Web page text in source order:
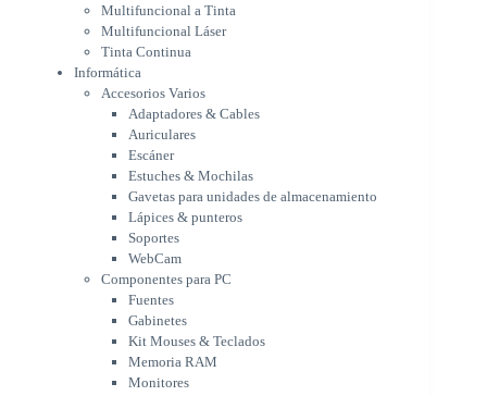
Escáner
Estuches & Mochilas
Gavetas para unidades de
almacenamiento
Lápices & punteros
Soportes
WebCam
Componentes para PC
Fuentes
Gabinetes
Kit Mouses & Teclados
Memoria RAM
Monitores
Mouses & Pads
Placas Madres
Procesadores
Refrigeración & Enfriamiento
Tarjetas Gráficas
Multifuncional a Tinta
Multifuncional Láser
Tinta Continua
Informática
Accesorios Varios
Adaptadores & Cables
Auriculares
Escáner
Estuches & Mochilas
Gavetas para unidades de almacenamiento
Lápices & punteros
Soportes
WebCam
Componentes para PC
Fuentes
Gabinetes
Kit Mouses & Teclados
Memoria RAM
Monitores